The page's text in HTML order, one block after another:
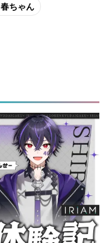
春ちゃん